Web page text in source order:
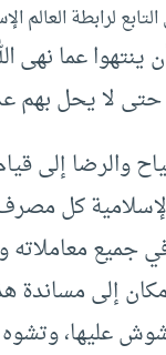
لرابطة العالم
عما نهى
لا يحل بهم
والرضا إلى
كل
في جميع
إلى مساندة
عليها،